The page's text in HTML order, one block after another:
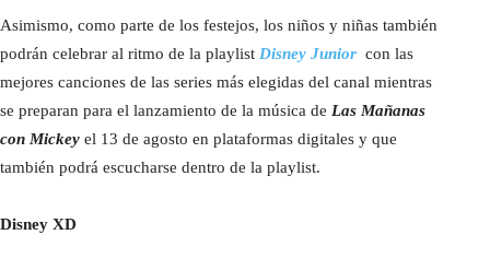
Asimismo, como parte de los festejos, los niños y niñas también
podrán celebrar al ritmo de la playlist Disney Junior con las
mejores canciones de las series más elegidas del canal mientras
se preparan para el lanzamiento de la música de Las Mañanas
con Mickey el 13 de agosto en plataformas digitales y que
también podrá escucharse dentro de la playlist.
Disney XD